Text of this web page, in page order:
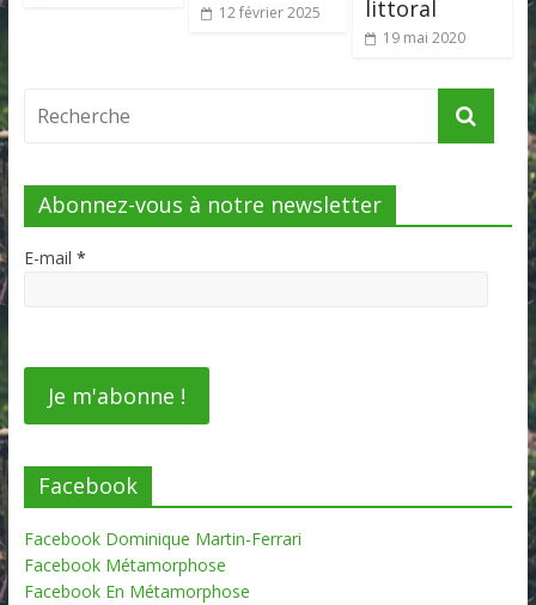
12 février 2025
littoral
19 mai 2020
Abonnez-vous à notre newsletter
E-mail *
Facebook
Facebook Dominique Martin-Ferrari
Facebook Métamorphose
Facebook En Métamorphose